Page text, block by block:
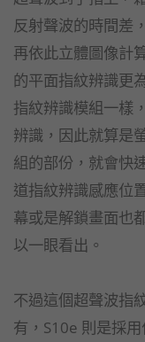
反射聲波的時間差
再依此立體圖像計
的平面指紋辨識更
指紋辨識模組一樣
辨識，因此就算是
組的部份，就會快
道指紋辨識感應位
幕或是解鎖畫面也
以一眼看出。
不過這個超聲波指
有，S10e 則是採